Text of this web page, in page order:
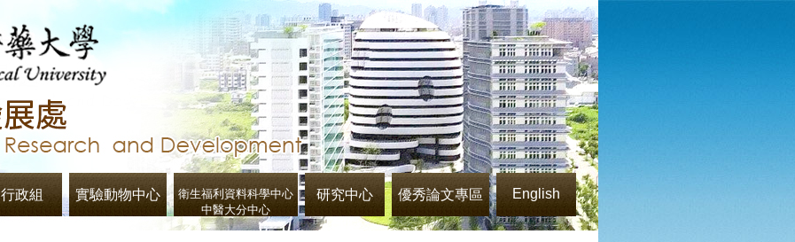
行政組 實驗動物中心
衛生福利資料科學中心
中醫大分中心
研究中心 優秀論文專區 English